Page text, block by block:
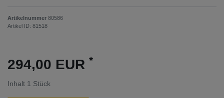
Artikelnummer 80586
Artikel ID: 81518
294,00 EUR *
Inhalt 1 Stück